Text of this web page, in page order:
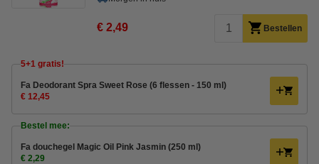
€ 2,49 Bestellen
5+1 gratis!
Fa Deodorant Spra Sweet Rose (6 flessen - 150 ml)
€ 12,45
Bestel mee:
Fa douchegel Magic Oil Pink Jasmin (250 ml)
€ 2,29